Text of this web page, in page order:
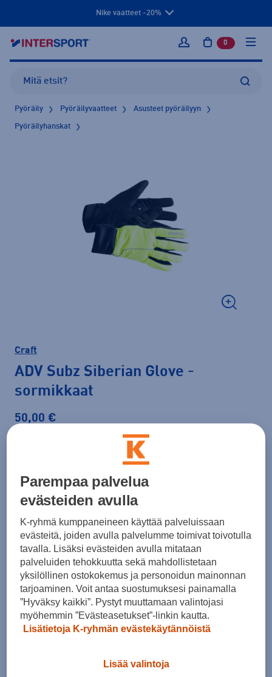
Nike vaatteet -20%
Kirjaudu sisään
0 tuotetta
Pyöräily Pyöräilyvaatteet Asusteet pyöräilyyn
Pyöräilyhanskat
Craft
ADV Subz Siberian Glove -
sormikkaat
50,00 €
Koko
XXS XS S M XXL
Kokotaulukko
Lisää ostoskoriin
Tarkista saatavuus ja tilaa myymälästä
Parempaa palvelua
evästeiden avulla
K-ryhmä kumppaneineen käyttää palveluissaan
evästeitä, joiden avulla palvelumme toimivat toivotulla
tavalla. Lisäksi evästeiden avulla mitataan
palveluiden tehokkuutta sekä mahdollistetaan
yksilöllinen ostokokemus ja personoidun mainonnan
tarjoaminen. Voit antaa suostumuksesi painamalla
”Hyväksy kaikki”. Pystyt muuttamaan valintojasi
myöhemmin ”Evästeasetukset”-linkin kautta.
Lisätietoja K-ryhmän evästekäytännöistä
Lisää valintoja